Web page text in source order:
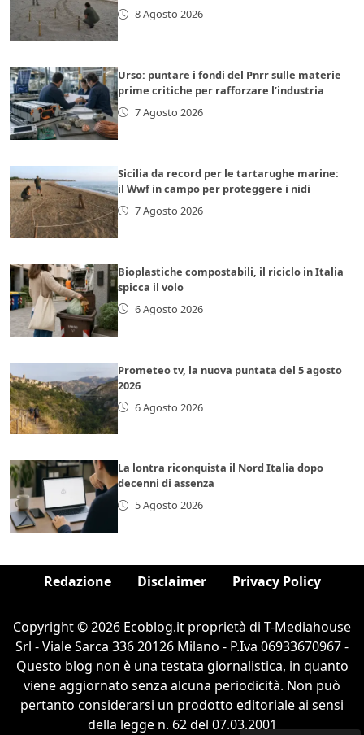
8 Agosto 2026
Urso: puntare i fondi del Pnrr sulle materie
prime critiche per rafforzare l’industria
7 Agosto 2026
Sicilia da record per le tartarughe marine:
il Wwf in campo per proteggere i nidi
7 Agosto 2026
Bioplastiche compostabili, il riciclo in Italia
spicca il volo
6 Agosto 2026
Prometeo tv, la nuova puntata del 5 agosto
2026
6 Agosto 2026
La lontra riconquista il Nord Italia dopo
decenni di assenza
5 Agosto 2026
Redazione Disclaimer Privacy Policy
Copyright © 2026 Ecoblog.it proprietà di T-Mediahouse
Srl - Viale Sarca 336 20126 Milano - P.Iva 06933670967 -
Questo blog non è una testata giornalistica, in quanto
viene aggiornato senza alcuna periodicità. Non può
pertanto considerarsi un prodotto editoriale ai sensi
della legge n. 62 del 07.03.2001